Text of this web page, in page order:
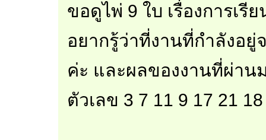
ขอดูไพ่ 9 ใบ เรื่องการเรี
อยากรู้ว่าที่งานที่กำลังอยู่
ค่ะ และผลของงานที่ผ่าน
ตัวเลข 3 7 11 9 17 21